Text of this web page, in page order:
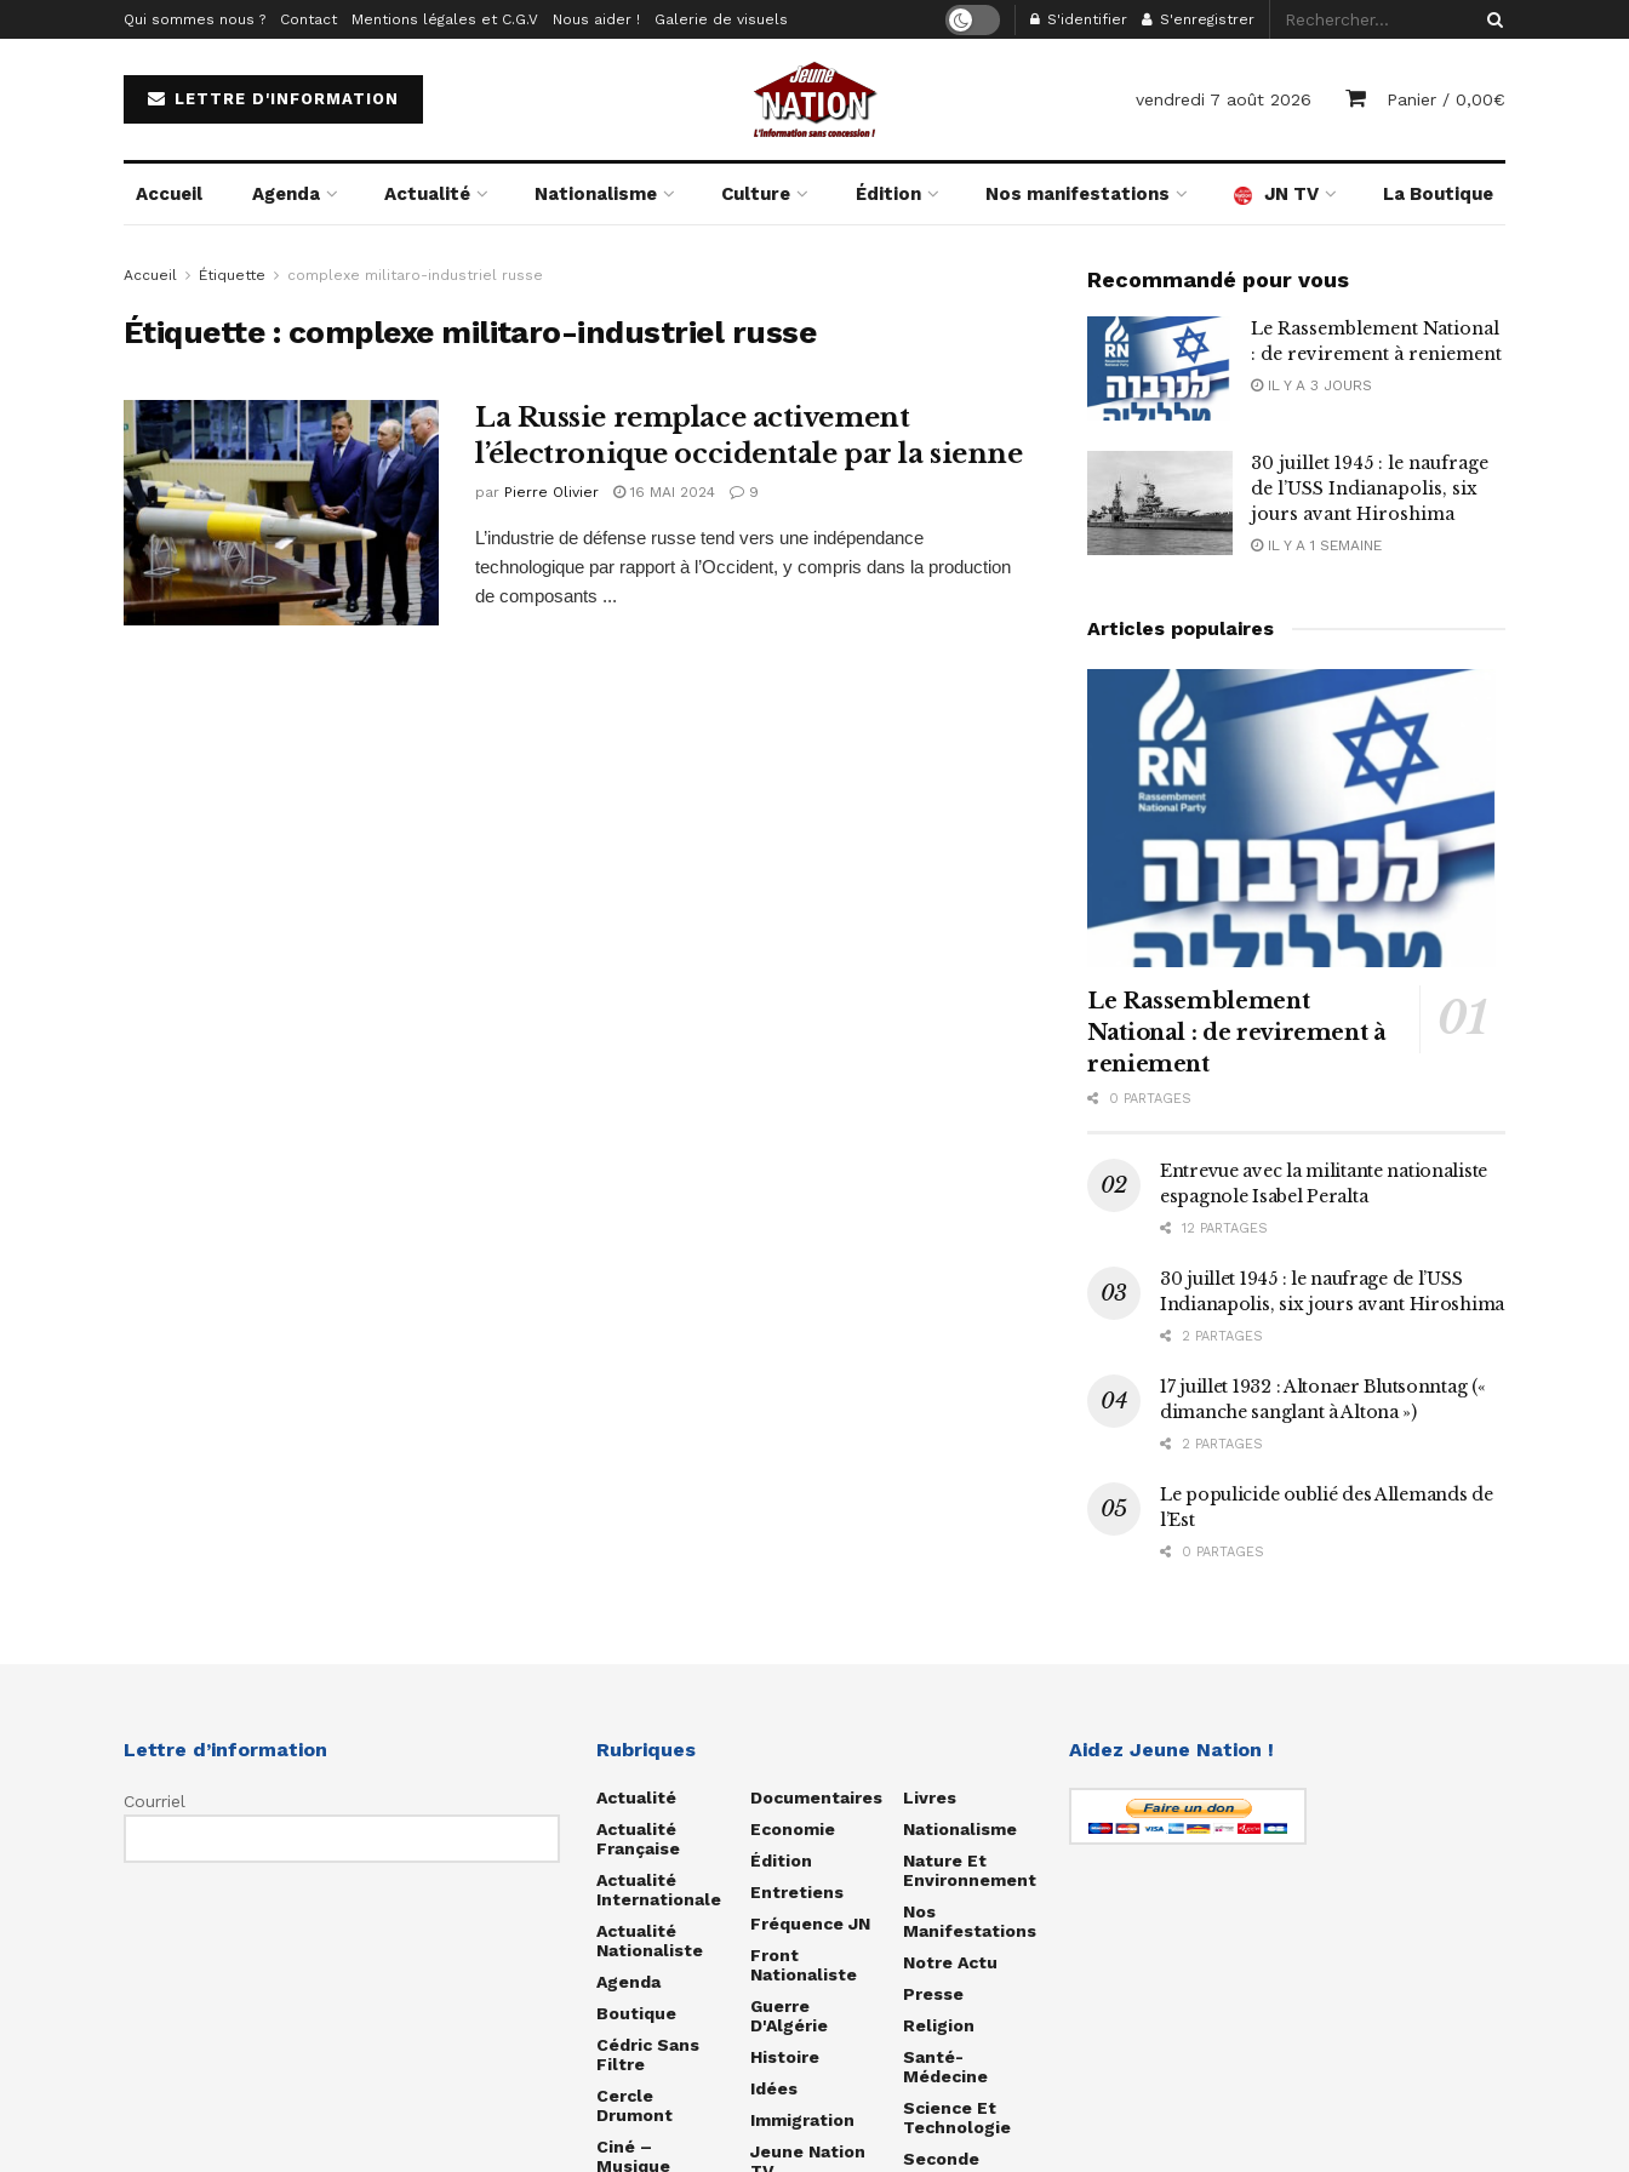
Qui sommes nous ? Contact Mentions légales et C.G.V Nous aider ! Galerie de visuels S'identifier S'enregistrer
LETTRE D'INFORMATION vendredi 7 août 2026 Panier / 0,00€
Accueil Agenda Actualité Nationalisme Culture Édition Nos manifestations JN TV La Boutique
Accueil Étiquette complexe militaro-industriel russe
Étiquette : complexe militaro-industriel russe
La Russie remplace activement
l’électronique occidentale par la sienne
par Pierre Olivier 16 MAI 2024 9
L’industrie de défense russe tend vers une indépendance
technologique par rapport à l’Occident, y compris dans la production
de composants ...
Recommandé pour vous
Le Rassemblement National
: de revirement à reniement
IL Y A 3 JOURS
30 juillet 1945 : le naufrage
de l’USS Indianapolis, six
jours avant Hiroshima
IL Y A 1 SEMAINE
Articles populaires
Le Rassemblement
National : de revirement à
reniement
0 PARTAGES
Entrevue avec la militante nationaliste
espagnole Isabel Peralta
12 PARTAGES
30 juillet 1945 : le naufrage de l’USS
Indianapolis, six jours avant Hiroshima
2 PARTAGES
17 juillet 1932 : Altonaer Blutsonntag («
dimanche sanglant à Altona »)
2 PARTAGES
Le populicide oublié des Allemands de
l’Est
0 PARTAGES
Lettre d’information
Courriel
Rubriques
Actualité
Actualité
Française
Actualité
Internationale
Actualité
Nationaliste
Agenda
Boutique
Cédric Sans
Filtre
Cercle
Drumont
Ciné –
Musique
Documentaires
Economie
Édition
Entretiens
Fréquence JN
Front
Nationaliste
Guerre
D'Algérie
Histoire
Idées
Immigration
Jeune Nation
Livres
Nationalisme
Nature Et
Environnement
Nos
Manifestations
Notre Actu
Presse
Religion
Santé-
Médecine
Science Et
Technologie
Seconde
Aidez Jeune Nation !